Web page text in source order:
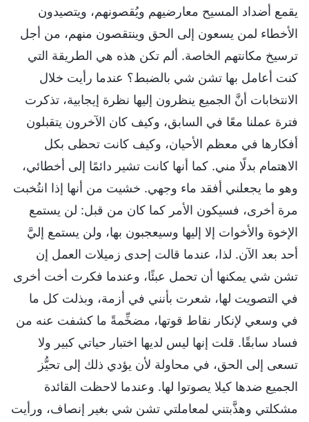
يقمع أضداد المسيح معارضيهم ويُقصونهم، ويتصيدون
الأخطاء لمن يسعون إلى الحق وينتقصون منهم، من أجل
ترسيخ مكانتهم الخاصة. ألم تكن هذه هي الطريقة التي
كنت أعامل بها تشن شي بالضبط؟ عندما رأيت خلال
الانتخابات أنَّ الجميع ينظرون إليها نظرة إيجابية، تذكرت
فترة عملنا معًا في السابق، وكيف كان الآخرون يتقبلون
أفكارها في معظم الأحيان، وكيف كانت تحظى بكل
الاهتمام بدلًا مني. كما أنها كانت تشير دائمًا إلى أخطائي،
وهو ما يجعلني أفقد ماء وجهي. خشيت من أنها إذا انتُخبت
مرة أخرى، فسيكون الأمر كما كان من قبل: لن يستمع
الإخوة والأخوات إلا إليها وسيعجبون بها، ولن يستمع إليَّ
أحد بعد الآن. لذا، عندما قالت إحدى زميلات العمل إن
تشن شي يمكنها أن تحمل عبئًا، وعندما فكرت أخت أخرى
في التصويت لها، شعرت بأنني في أزمة، وبذلت كل ما
في وسعي لإنكار نقاط قوتها، مضخِّمةً ما كشفت عنه من
فساد سابقًا. قلت إنها ليس لديها اختبار حياتي كبير ولا
تسعى إلى الحق، في محاولة لأن يؤدي ذلك إلى تحيُّز
الجميع ضدها كيلا يصوتوا لها. وعندما لاحظت القائدة
مشكلتي وهذَّبتني لمعاملتي تشن شي بغير إنصاف، ورأيت